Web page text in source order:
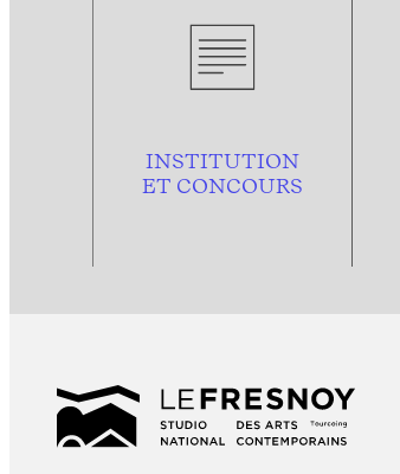
INSTITUTION
ET CONCOURS